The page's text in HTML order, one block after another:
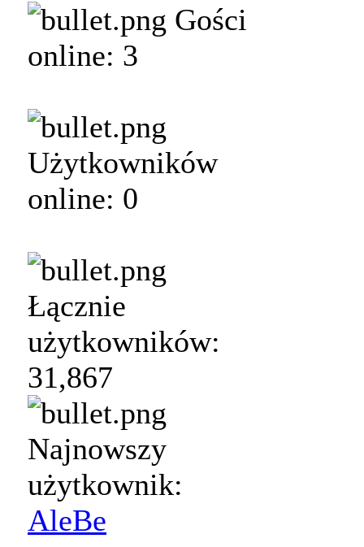
Gości
online: 3
Użytkowników
online: 0
Łącznie
użytkowników:
31,867
Najnowszy
użytkownik:
AleBe